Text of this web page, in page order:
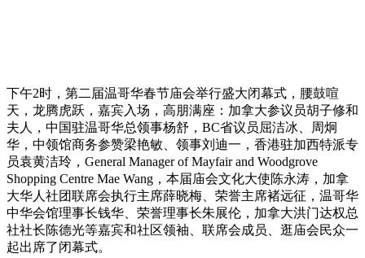
下午2时，第二届温哥华春节庙会举行盛大闭幕式，腰鼓喧
天，龙腾虎跃，嘉宾入场，高朋满座：加拿大参议员胡子修和
夫人，中国驻温哥华总领事杨舒，BC省议员屈洁冰、周炯
华，中领馆商务参赞梁艳敏、领事刘迪一，香港驻加西特派专
员袁黄洁玲，General Manager of Mayfair and Woodgrove
Shopping Centre Mae Wang，本届庙会文化大使陈永涛，加拿
大华人社团联席会执行主席薛晓梅、荣誉主席褚远征，温哥华
中华会馆理事长钱华、荣誉理事长朱展伦，加拿大洪门达权总
社社长陈德光等嘉宾和社区领袖、联席会成员、逛庙会民众一
起出席了闭幕式。